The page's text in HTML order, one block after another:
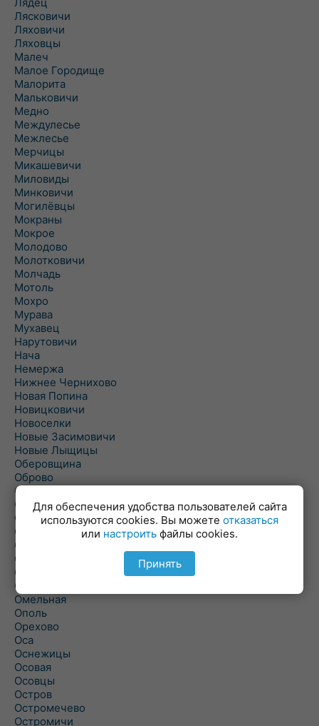
Лясковичи
Ляховичи
Ляховцы
Малеч
Малое Городище
Малорита
Мальковичи
Медно
Междулесье
Межлесье
Мерчицы
Микашевичи
Миловиды
Минковичи
Могилёвцы
Мокраны
Мокрое
Молодово
Молотковичи
Молчадь
Мотоль
Мохро
Мурава
Мухавец
Нарутовичи
Нача
Немержа
Нижнее Чернихово
Новая Попина
Новицковичи
Новоселки
Новые Засимовичи
Новые Лыщицы
Оберовщина
Оброво
Огаревичи
Одрижин
Оздамичи
Озяты
Олтуш
Ольманы
Ольпень
Ольшаны
Омельная
Ополь
Орехово
Оса
Оснежицы
Осовая
Осовцы
Остров
Остромечево
Остромичи
Для обеспечения удобства пользователей сайта
используются cookies. Вы можете отказаться
или настроить файлы cookies.
Принять